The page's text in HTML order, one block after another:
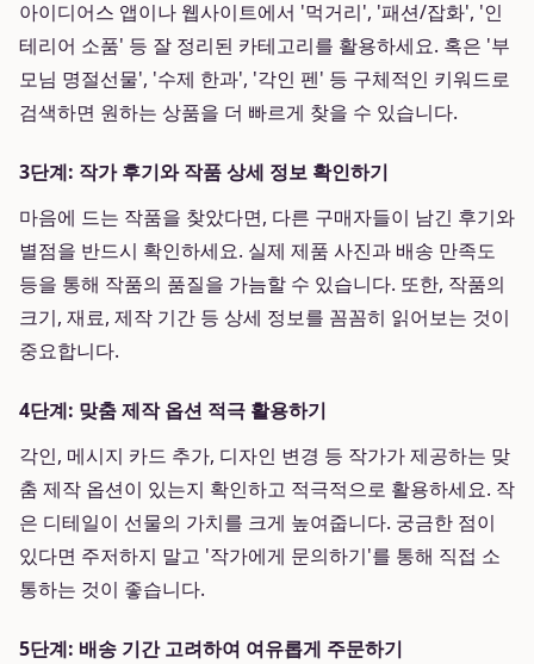
아이디어스 앱이나 웹사이트에서 '먹거리', '패션/잡화', '인
테리어 소품' 등 잘 정리된 카테고리를 활용하세요. 혹은 '부
모님 명절선물', '수제 한과', '각인 펜' 등 구체적인 키워드로
검색하면 원하는 상품을 더 빠르게 찾을 수 있습니다.
3단계: 작가 후기와 작품 상세 정보 확인하기
마음에 드는 작품을 찾았다면, 다른 구매자들이 남긴 후기와
별점을 반드시 확인하세요. 실제 제품 사진과 배송 만족도
등을 통해 작품의 품질을 가늠할 수 있습니다. 또한, 작품의
크기, 재료, 제작 기간 등 상세 정보를 꼼꼼히 읽어보는 것이
중요합니다.
4단계: 맞춤 제작 옵션 적극 활용하기
각인, 메시지 카드 추가, 디자인 변경 등 작가가 제공하는 맞
춤 제작 옵션이 있는지 확인하고 적극적으로 활용하세요. 작
은 디테일이 선물의 가치를 크게 높여줍니다. 궁금한 점이
있다면 주저하지 말고 '작가에게 문의하기'를 통해 직접 소
통하는 것이 좋습니다.
5단계: 배송 기간 고려하여 여유롭게 주문하기